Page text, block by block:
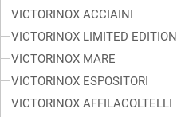
VICTORINOX ACCIAINI
VICTORINOX LIMITED EDITION
VICTORINOX MARE
VICTORINOX ESPOSITORI
VICTORINOX AFFILACOLTELLI